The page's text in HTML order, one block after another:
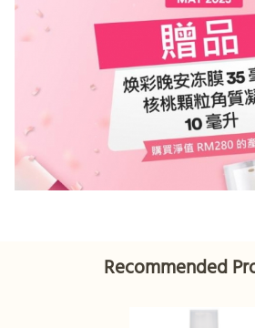
Recommended